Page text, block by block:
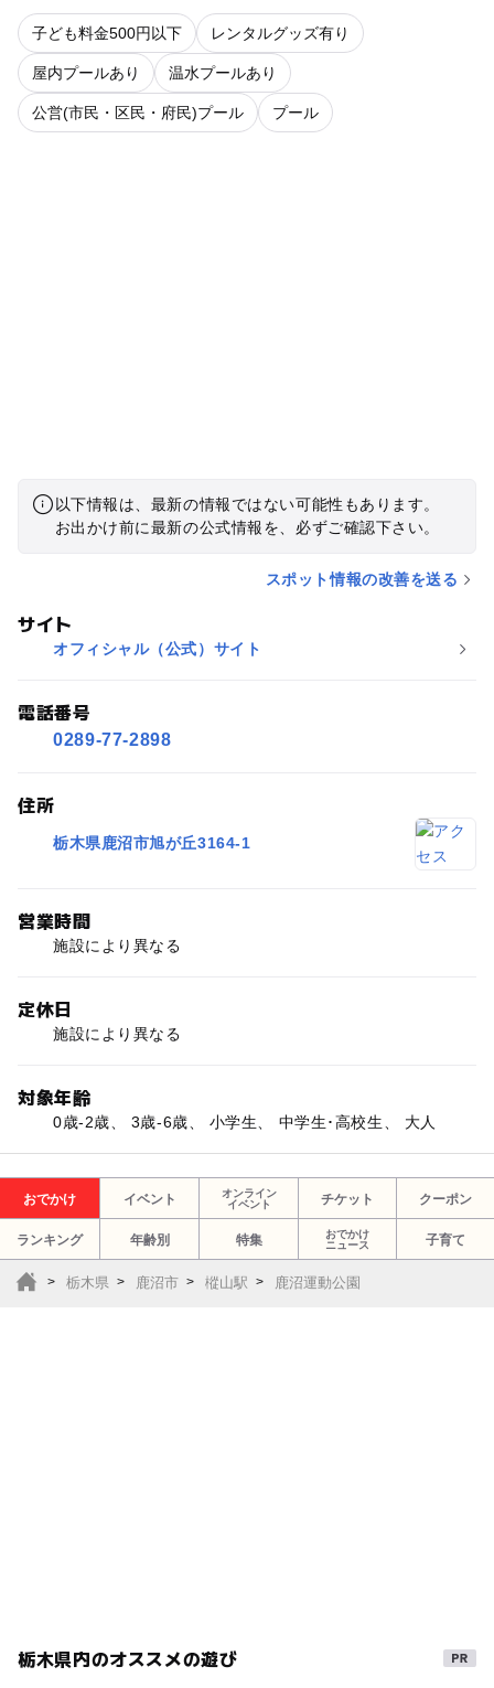
子ども料金500円以下 レンタルグッズ有り
屋内プールあり 温水プールあり
公営(市民・区民・府民)プール プール
以下情報は、最新の情報ではない可能性もあります。
お出かけ前に最新の公式情報を、必ずご確認下さい。
スポット情報の改善を送る
サイト
オフィシャル（公式）サイト
電話番号
0289-77-2898
住所
栃木県鹿沼市旭が丘3164-1
営業時間
施設により異なる
定休日
施設により異なる
対象年齢
0歳-2歳、 3歳-6歳、 小学生、 中学生･高校生、 大人
おでかけ イベント
オンライン
イベント
チケット クーポン
ランキング 年齢別 特集
おでかけ
ニュース
子育て
栃木県 鹿沼市 樅山駅 鹿沼運動公園
栃木県内のオススメの遊び